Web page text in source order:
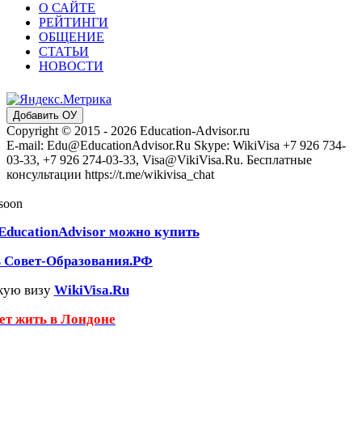
О САЙТЕ
РЕЙТИНГИ
ОБЩЕНИЕ
СТАТЬИ
НОВОСТИ
Добавить ОУ
Copyright © 2015 - 2026 Education-Advisor.ru
E-mail: Edu@EducationAdvisor.Ru Skype: WikiVisa +7 926 734-
03-33, +7 926 274-03-33, Visa@VikiVisa.Ru. Бесплатные
консультации https://t.me/wikivisa_chat
можно купить
Совет-Образования.РФ
визу WikiVisa.Ru
жить в Лондоне